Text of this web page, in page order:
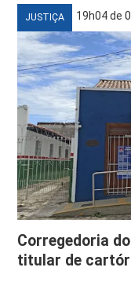
JUSTIÇA 19h04 de
Corregedoria
titular de